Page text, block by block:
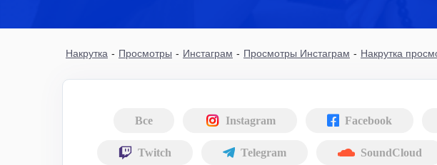
Накрутка - Просмотры - Инстаграм - Просмотры Инстаграм - Накрутка
Все Instagram Facebook
Twitch Telegram SoundCloud